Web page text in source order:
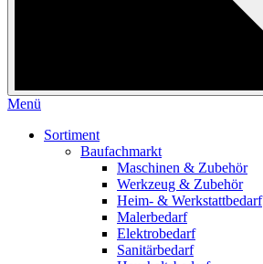
Menü
Sortiment
Baufachmarkt
Maschinen & Zubehör
Werkzeug & Zubehör
Heim- & Werkstattbedarf
Malerbedarf
Elektrobedarf
Sanitärbedarf